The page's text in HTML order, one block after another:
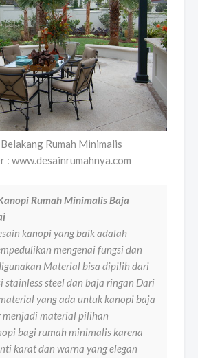
Rumah Minimalis
: www.desainrumahnya.com
Rumah Minimalis Baja
kanopi yang baik adalah
mengenai fungsi dan
Material bisa dipilih dari
stainless steel dan baja ringan Dari
yang ada untuk kanopi baja
menjadi material pilihan
bagi rumah minimalis karena
karat dan warna yang elegan